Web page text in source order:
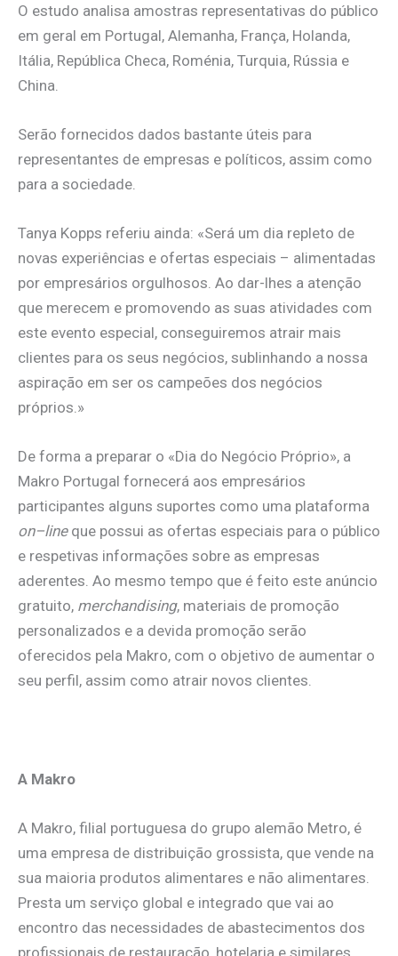
O estudo analisa amostras representativas do público
em geral em Portugal, Alemanha, França, Holanda,
Itália, República Checa, Roménia, Turquia, Rússia e
China.
Serão fornecidos dados bastante úteis para
representantes de empresas e políticos, assim como
para a sociedade.
Tanya Kopps referiu ainda: «Será um dia repleto de
novas experiências e ofertas especiais – alimentadas
por empresários orgulhosos. Ao dar-lhes a atenção
que merecem e promovendo as suas atividades com
este evento especial, conseguiremos atrair mais
clientes para os seus negócios, sublinhando a nossa
aspiração em ser os campeões dos negócios
próprios.»
De forma a preparar o «Dia do Negócio Próprio», a
Makro Portugal fornecerá aos empresários
participantes alguns suportes como uma plataforma
on–lineque possui as ofertas especiais para o público
e respetivas informações sobre as empresas
aderentes. Ao mesmo tempo que é feito este anúncio
gratuito, merchandising, materiais de promoção
personalizados e a devida promoção serão
oferecidos pela Makro, com o objetivo de aumentar o
seu perfil, assim como atrair novos clientes.
A Makro
A Makro, filial portuguesa do grupo alemão Metro, é
uma empresa de distribuição grossista, que vende na
sua maioria produtos alimentares e não alimentares.
Presta um serviço global e integrado que vai ao
encontro das necessidades de abastecimentos dos
profissionais de restauração, hotelaria e similares,